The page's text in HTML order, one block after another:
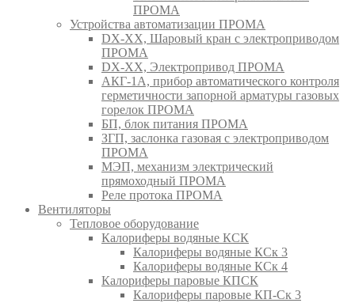
ПРОМА
Устройства автоматизации ПРОМА
DX-XX, Шаровый кран c электроприводом
ПРОМА
DX-XX, Электропривод ПРОМА
АКГ-1А, прибор автоматического контроля
герметичности запорной арматуры газовых
горелок ПРОМА
БП, блок питания ПРОМА
ЗГП, заслонка газовая с электроприводом
ПРОМА
МЭП, механизм электрический
прямоходный ПРОМА
Реле протока ПРОМА
Вентиляторы
Тепловое оборудование
Калориферы водяные КСК
Калориферы водяные КСк 3
Калориферы водяные КСк 4
Калориферы паровые КПСК
Калориферы паровые КП-Ск 3